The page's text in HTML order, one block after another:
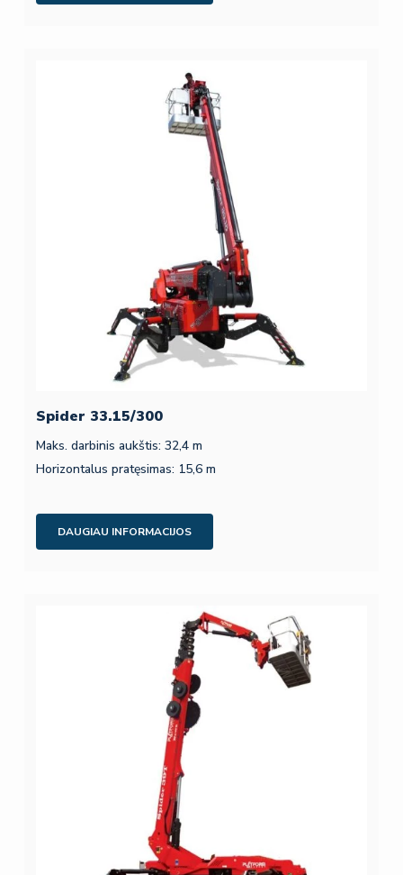
Spider 33.15/300
Maks. darbinis aukštis: 32,4 m
Horizontalus pratęsimas: 15,6 m
DAUGIAU INFORMACIJOS